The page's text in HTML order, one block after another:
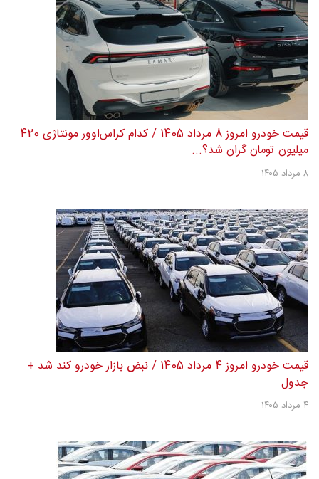
قیمت خودرو امروز 8 مرداد 1405 / کدام کراس‌اوور مونتاژی 420
میلیون تومان گران شد؟...
۸ مرداد ۱۴۰۵
قیمت خودرو امروز 4 مرداد 1405 / نبض بازار خودرو کند شد +
جدول
۴ مرداد ۱۴۰۵